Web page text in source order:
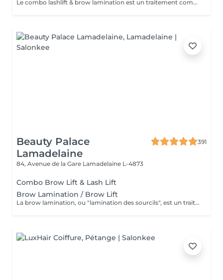
Le combo lashlift & brow lamination est un traitement complet qui rehausse et structure à la fois les cils et les sourcils, pour un look naturellement soigné et intensifié. Ce combo offre un effet longue durée de 6 à 8 semaines. Cette prestation inclut la teinture des cils, l'épilation et le soin.
Beauty Palace
Lamadelaine
391
84, Avenue de la Gare Lamadelaine L-4873
Combo Brow Lift & Lash Lift
Brow Lamination / Brow Lift
La brow lamination, ou "lamination des sourcils", est un traitement cosmétique conçu pour remodeler, redresser et discipliner les sourcils. Durant cette procédure, un produit chimique doux est appliqué sur les sourcils pour adoucir les poils et leur permettre d'être redressés et fixés dans la direction souhaitée. Ensuite, les sourcils sont façonnés pour obtenir l'apparence désirée, et un produit de finition est appliqué pour maintenir le résultat en place.